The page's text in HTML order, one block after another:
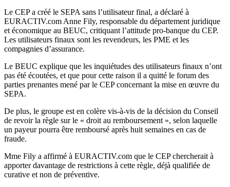
Le CEP a créé le SEPA sans l’utilisateur final, a déclaré à
EURACTIV.com Anne Fily, responsable du département juridique
et économique au BEUC, critiquant l’attitude pro-banque du CEP.
Les utilisateurs finaux sont les revendeurs, les PME et les
compagnies d’assurance.
Le BEUC explique que les inquiétudes des utilisateurs finaux n’ont
pas été écoutées, et que pour cette raison il a quitté le forum des
parties prenantes mené par le CEP concernant la mise en œuvre du
SEPA.
De plus, le groupe est en colère vis-à-vis de la décision du Conseil
de revoir la règle sur le « droit au remboursement », selon laquelle
un payeur pourra être remboursé après huit semaines en cas de
fraude.
Mme Fily a affirmé à EURACTIV.com que le CEP chercherait à
apporter davantage de restrictions à cette règle, déjà qualifiée de
curative et non de préventive.